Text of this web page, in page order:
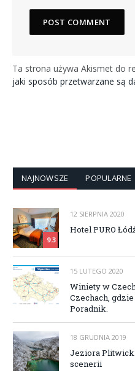
Ta strona używa Akismet do
jaki sposób przetwarzane są
NAJNOWSZE POPULARNE
9.3
12 SIERPNIA 2020
Hotel PURO
15 LUTEGO 2020
Winiety w
Czechach,
Poradnik.
18 GRUDNIA 2019
Jeziora
scenerii